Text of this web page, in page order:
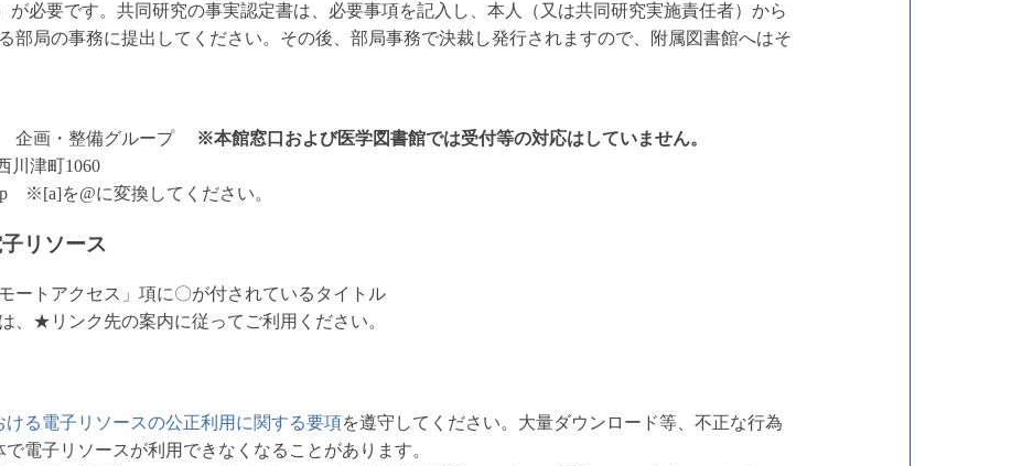
が必要です。共同研究の事実認定書は、必要事項を記入し、本人（又は共同研究実施責任者）から
部局の事務に提出してください。その後、部局事務で決裁し発行されますので、附属図書館へはそ
企画・整備グループ
※本館窓口および医学図書館では受付等の対応はしていません。
川津町1060
※[a]を@に変換してください。
リソース
モートアクセス」項に〇が付されているタイトル
★リンク先の案内に従ってご利用ください。
る電子リソースの公正利用に関する要項を遵守してください。大量ダウンロード等、不正な行為
電子リソースが利用できなくなることがあります。